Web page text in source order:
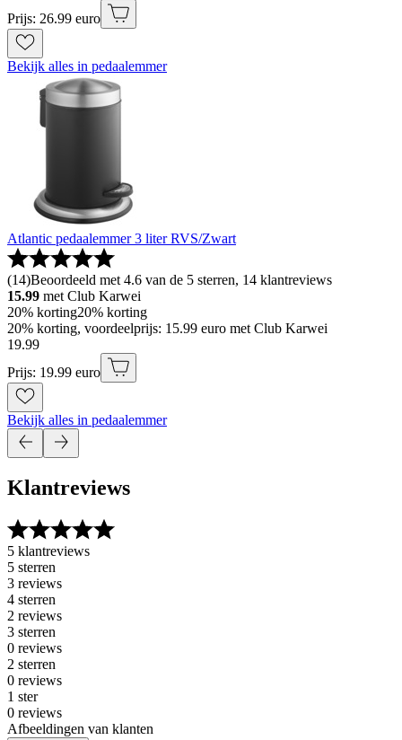
Prijs: 26.99 euro
Bekijk alles in pedaalemmer
Atlantic pedaalemmer 3 liter RVS/Zwart
(14)Beoordeeld met 4.6 van de 5 sterren, 14 klantreviews
15.99 met Club Karwei
20% korting20% korting
20% korting, voordeelprijs: 15.99 euro met Club Karwei
19.99
Prijs: 19.99 euro
Bekijk alles in pedaalemmer
Klantreviews
5 klantreviews
5 sterren
3 reviews
4 sterren
2 reviews
3 sterren
0 reviews
2 sterren
0 reviews
1 ster
0 reviews
Afbeeldingen van klanten